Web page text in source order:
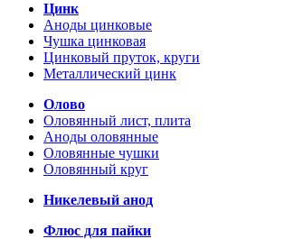
Цинк
Аноды цинковые
Чушка цинковая
Цинковый пруток, круги
Металлический цинк
Олово
Оловянный лист, плита
Аноды оловянные
Оловянные чушки
Оловянный круг
Никелевый анод
Флюс для пайки